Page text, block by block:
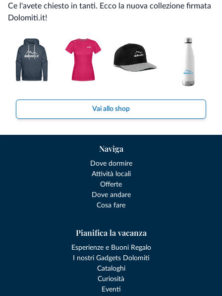
Ce l'avete chiesto in tanti. Ecco la nuova collezione firmata
Dolomiti.it!
Vai allo shop
Naviga
Dove dormire
Attività locali
Offerte
Dove andare
Cosa fare
Pianifica la vacanza
Esperienze e Buoni Regalo
I nostri Gadgets Dolomiti
Cataloghi
Curiosità
Eventi